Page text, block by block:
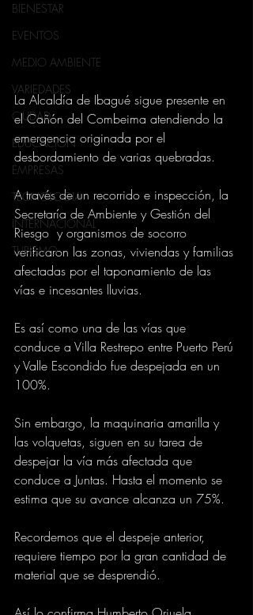
BIENESTAR
EVENTOS
MEDIO AMBIENTE
VARIEDADES
CIUDAD
EDUCACION
EMPRESAS
TECNOLOGIA
INTERNACIONAL
TURISMO
La Alcaldía de Ibagué sigue presente en
el Cañón del Combeima atendiendo la
emergencia originada por el
desbordamiento de varias quebradas.
A través de un recorrido e inspección, la
Secretaría de Ambiente y Gestión del
Riesgo  y organismos de socorro
verificaron las zonas, viviendas y familias
afectadas por el taponamiento de las
vías e incesantes lluvias.
Es así como una de las vías que
conduce a Villa Restrepo entre Puerto Perú
y Valle Escondido fue despejada en un
100%.
Sin embargo, la maquinaria amarilla y
las volquetas, siguen en su tarea de
despejar la vía más afectada que
conduce a Juntas. Hasta el momento se
estima que su avance alcanza un 75%.
Recordemos que el despeje anterior,
requiere tiempo por la gran cantidad de
material que se desprendió.